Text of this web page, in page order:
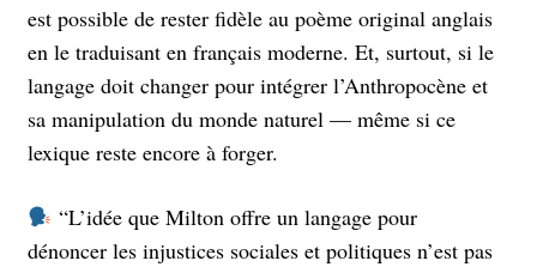
est possible de rester fidèle au poème original anglais
en le traduisant en français moderne. Et, surtout, si le
langage doit changer pour intégrer l’Anthropocène et
sa manipulation du monde naturel — même si ce
lexique reste encore à forger.
“L’idée que Milton offre un langage pour
dénoncer les injustices sociales et politiques n’est pas